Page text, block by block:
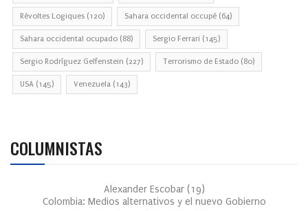
Révoltes Logiques (120) Sahara occidental occupé (64)
Sahara occidental ocupado (88) Sergio Ferrari (145)
Sergio Rodríguez Gelfenstein (227) Terrorismo de Estado (80)
USA (145) Venezuela (143)
COLUMNISTAS
Alexander Escobar (19)
Colombia: Medios alternativos y el nuevo Gobierno